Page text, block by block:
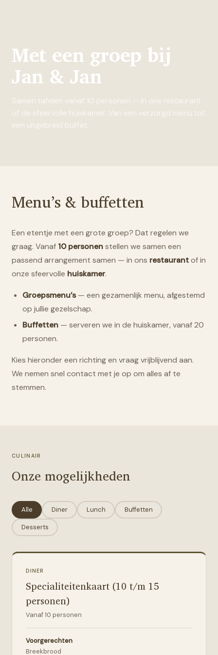
Met een groep bij
Jan & Jan
Samen tafelen vanaf 10 personen — in ons restaurant
of de sfeervolle huiskamer. Van een verzorgd menu tot
een uitgebreid buffet.
Menu’s & buffetten
Een etentje met een grote groep? Dat regelen we
graag. Vanaf 10 personenstellen we samen een
passend arrangement samen — in ons restaurantof in
onze sfeervolle huiskamer.
Groepsmenu’s— een gezamenlijk menu, afgestemd
op jullie gezelschap.
Buffetten — serveren we in de huiskamer, vanaf 20
personen.
Kies hieronder een richting en vraag vrijblijvend aan.
We nemen snel contact met je op om alles af te
stemmen.
CULINAIR
Onze mogelijkheden
Alle Diner Lunch Buffetten
Desserts
DINER
Specialiteitenkaart (10 t/m 15
personen)
Vanaf10 personen
Voorgerechten
Breekbrood